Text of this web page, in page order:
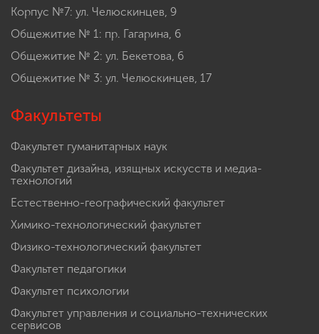
Корпус №7: ул. Челюскинцев, 9
Общежитие № 1: пр. Гагарина, 6
Общежитие № 2: ул. Бекетова, 6
Общежитие № 3: ул. Челюскинцев, 17
Факультеты
Факультет гуманитарных наук
Факультет дизайна, изящных искусств и медиа-
технологий
Естественно-географический факультет
Химико-технологический факультет
Физико-технологический факультет
Факультет педагогики
Факультет психологии
Факультет управления и социально-технических
сервисов